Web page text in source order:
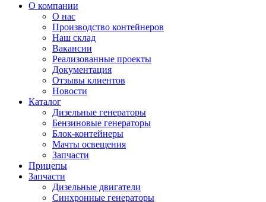
О компании
О нас
Производство контейнеров
Наш склад
Вакансии
Реализованные проекты
Документация
Отзывы клиентов
Новости
Каталог
Дизельные генераторы
Бензиновые генераторы
Блок-контейнеры
Мачты освещения
Запчасти
Прицепы
Запчасти
Дизельные двигатели
Синхронные генераторы